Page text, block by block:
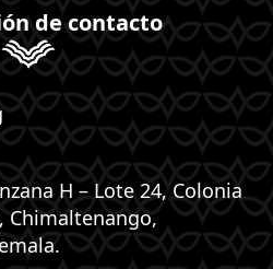
de contacto
H – Lote 24, Colonia
Chimaltenango,